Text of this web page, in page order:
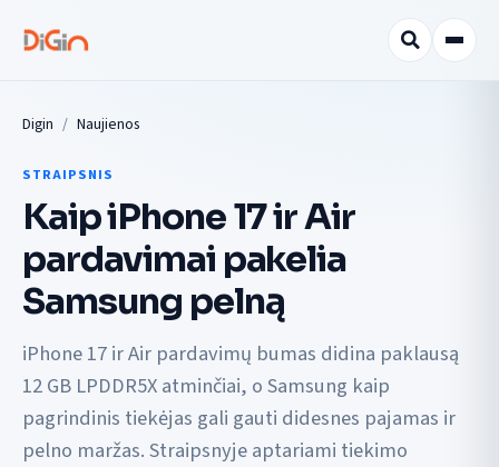
Digin Naujienos
STRAIPSNIS
Kaip iPhone 17 ir Air
pardavimai pakelia
Samsung pelną
iPhone 17 ir Air pardavimų bumas didina paklausą
12 GB LPDDR5X atminčiai, o Samsung kaip
pagrindinis tiekėjas gali gauti didesnes pajamas ir
pelno maržas. Straipsnyje aptariami tiekimo